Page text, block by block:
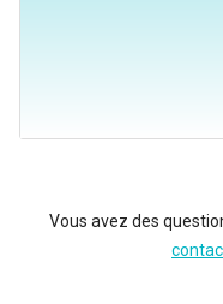
Vous avez des